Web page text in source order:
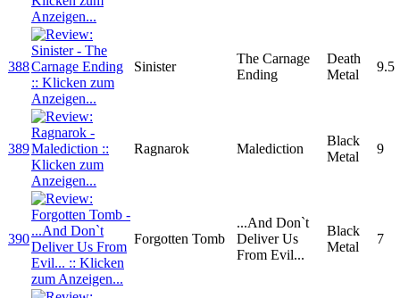
388 Sinister
The Carnage
Ending
Death
Metal
9.5
389 Ragnarok Malediction
Black
Metal
9
390 Forgotten Tomb
...And Don`t
Deliver Us
From Evil...
Black
Metal
7